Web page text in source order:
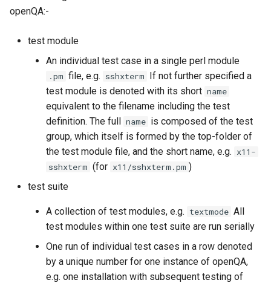
openQA:-
test module
An individual test case in a single perl module
.pm file, e.g. sshxterm If not further specified a
test module is denoted with its short name
equivalent to the filename including the test
definition. The full name is composed of the test
group, which itself is formed by the top-folder of
the test module file, and the short name, e.g. x11-
sshxterm (for x11/sshxterm.pm )
test suite
A collection of test modules, e.g. textmode All
test modules within one test suite are run serially
One run of individual test cases in a row denoted
by a unique number for one instance of openQA,
e.g. one installation with subsequent testing of